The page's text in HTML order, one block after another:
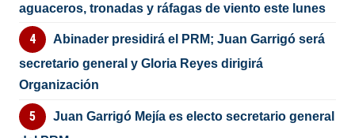
aguaceros, tronadas y ráfagas de viento este lunes
Abinader presidirá el PRM; Juan Garrigó será
secretario general y Gloria Reyes dirigirá
Organización
Juan Garrigó Mejía es electo secretario general